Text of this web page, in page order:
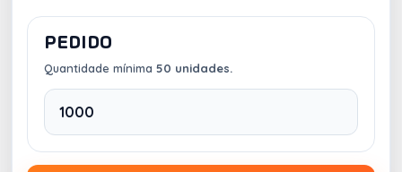
PEDIDO
Quantidade mínima 50 unidades.